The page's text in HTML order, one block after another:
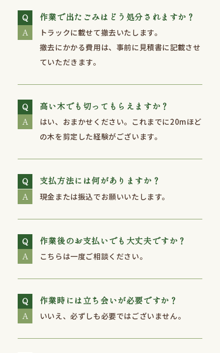
作業で出たごみはどう処分されますか？
トラックに載せて撤去いたします。
撤去にかかる費⽤は、事前に⾒積書に記載させ
ていただきます。
高い木でも切ってもらえますか？
はい、おまかせください。これまでに20mほど
の⽊を剪定した経験がございます。
支払方法には何がありますか？
現金または振込でお願いいたします。
作業後のお支払いでも大丈夫ですか？
こちらは一度ご相談ください。
作業時には立ち会いが必要ですか？
いいえ、必ずしも必要ではございません。